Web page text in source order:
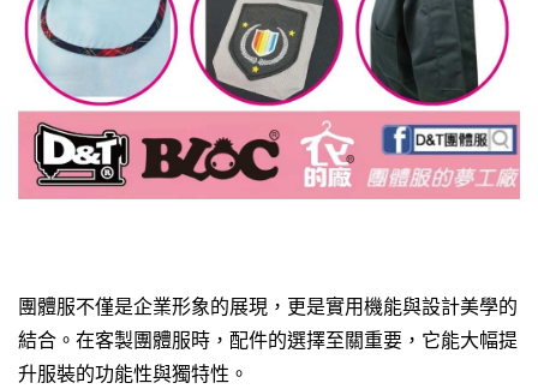
團體服不僅是企業形象的展現，更是實用機能與設計美學的
結合。在客製團體服時，配件的選擇至關重要，它能大幅提
升服裝的功能性與獨特性。